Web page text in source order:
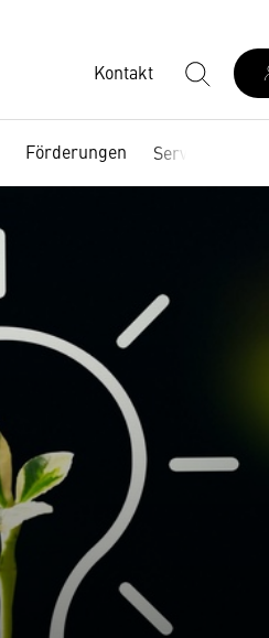
Kontakt
Förderungen Serviceangebote